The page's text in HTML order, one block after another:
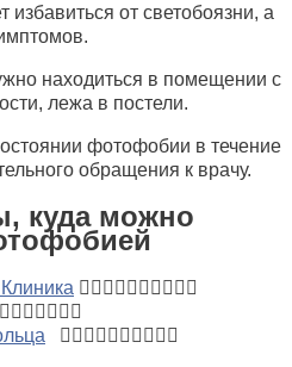
избавиться от светобоязни, а
находиться в помещении с
лежа в постели.
фотофобии в течение
обращения к врачу.
куда можно